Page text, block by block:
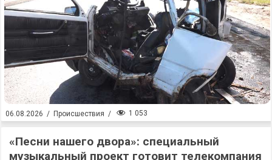
06.08.2026 / Происшествия / 1 053
«Песни нашего двора»: специальный
музыкальный проект готовит телекомпания